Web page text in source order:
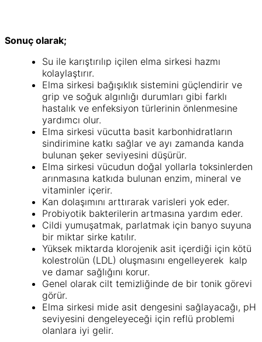
Sonuç olarak;
Su ile karıştırılıp içilen elma sirkesi hazmı
kolaylaştırır.
Elma sirkesi bağışıklık sistemini güçlendirir ve
grip ve soğuk algınlığı durumları gibi farklı
hastalık ve enfeksiyon türlerinin önlenmesine
yardımcı olur.
Elma sirkesi vücutta basit karbonhidratların
sindirimine katkı sağlar ve ayı zamanda kanda
bulunan şeker seviyesini düşürür.
Elma sirkesi vücudun doğal yollarla toksinlerden
arınmasına katkıda bulunan enzim, mineral ve
vitaminler içerir.
Kan dolaşımını arttırarak varisleri yok eder.
Probiyotik bakterilerin artmasına yardım eder.
Cildi yumuşatmak, parlatmak için banyo suyuna
bir miktar sirke katılır.
Yüksek miktarda klorojenik asit içerdiği için kötü
kolestrolün (LDL) oluşmasını engelleyerek kalp
ve damar sağlığını korur.
Genel olarak cilt temizliğinde de bir tonik görevi
görür.
Elma sirkesi mide asit dengesini sağlayacağı, pH
seviyesini dengeleyeceği için reflü problemi
olanlara iyi gelir.